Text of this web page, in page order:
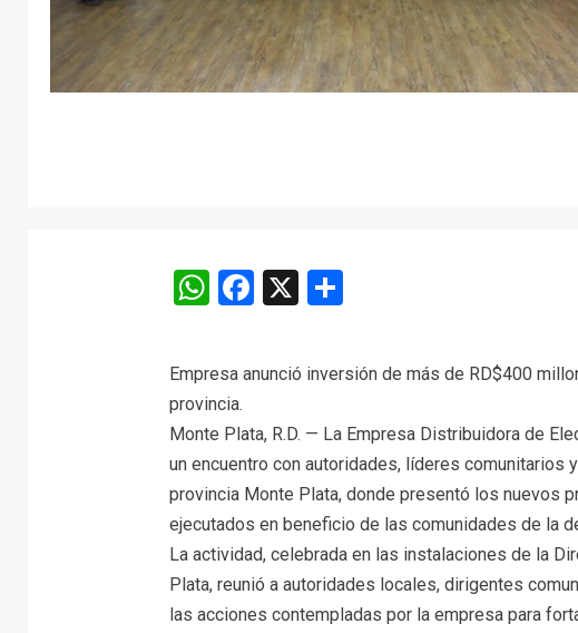
WhatsApp
Facebook
X Compartir
Empresa anunció inversión de más de RD$400
provincia.
Monte Plata, R.D. — La Empresa Distribuidora de
un encuentro con autoridades, líderes
provincia Monte Plata, donde presentó los nuevos
ejecutados en beneficio de las comunidades de la
La actividad, celebrada en las instalaciones de la
Plata, reunió a autoridades locales, dirigentes
las acciones contempladas por la empresa para